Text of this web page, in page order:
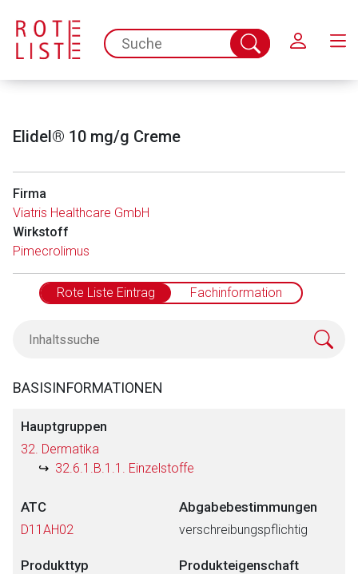
spc.search.input.placeholder
Suche
abschicken
Elidel® 10 mg/g Creme
Firma
Viatris Healthcare GmbH
Wirkstoff
Pimecrolimus
Rote Liste Eintrag Fachinformation
BASISINFORMATIONEN
Hauptgruppen
32. Dermatika
32.6.1.B.1.1. Einzelstoffe
ATC
D11AH02
Abgabebestimmungen
verschreibungspflichtig
Produkttyp Produkteigenschaft